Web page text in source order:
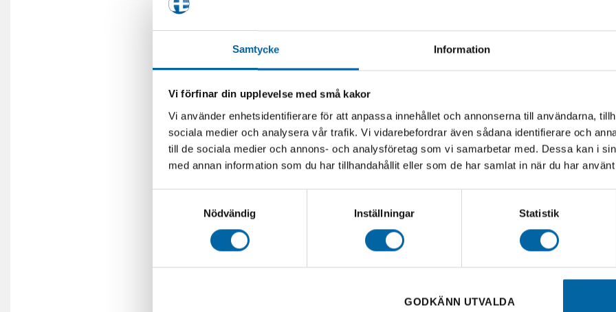
Samtycke Information
Vi förfinar din upplevelse med små kakor
Vi använder enhetsidentifierare för att anpassa innehållet och annonserna till användarna,
sociala medier och analysera vår trafik. Vi vidarebefordrar även sådana identifierare och
till de sociala medier och annons- och analysföretag som vi samarbetar med. Dessa kan i
med annan information som du har tillhandahållit eller som de har samlat in när du har
Nödvändig
Inställningar Statistik
GODKÄNN UTVALDA